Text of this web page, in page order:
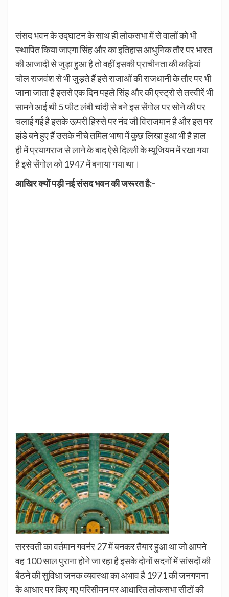
संसद भवन के उद्घाटन के साथ ही लोकसभा में से वालों को भी
स्थापित किया जाएगा सिंह और का इतिहास आधुनिक तौर पर भारत
की आजादी से जुड़ा हुआ है तो वहीं इसकी प्राचीनता की कड़ियां
चोल राजवंश से भी जुड़ते हैं इसे राजाओं की राजधानी के तौर पर भी
जाना जाता है इससे एक दिन पहले सिंह और की एस्ट्रो से तस्वीरें भी
सामने आई थी 5 फीट लंबी चांदी से बने इस सेंगोल पर सोने की पर
चलाई गई है इसके ऊपरी हिस्से पर नंद जी विराजमान है और इस पर
झंडे बने हुए हैं उसके नीचे तमिल भाषा में कुछ लिखा हुआ भी है हाल
ही में प्रयागराज से लाने के बाद ऐसे दिल्ली के म्यूजियम में रखा गया
है इसे सेंगोल को 1947 में बनाया गया था।
आखिर क्यों पड़ी नई संसद भवन की जरूरत है:-
सरस्वती का वर्तमान गवर्नर 27 में बनकर तैयार हुआ था जो आपने
वह 100 साल पुराना होने जा रहा है इसके दोनों सदनों में सांसदों की
बैठने की सुविधा जनक व्यवस्था का अभाव है 1971 की जनगणना
के आधार पर किए गए परिसीमन पर आधारित लोकसभा सीटों की